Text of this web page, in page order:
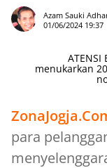
Azam Sauki
01/06/2024 19:37
ATENSI
menukarkan
para